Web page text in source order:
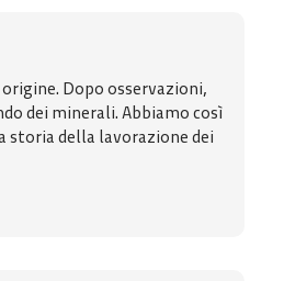
Dopo osservazioni,
dei minerali. Abbiamo così
della lavorazione dei